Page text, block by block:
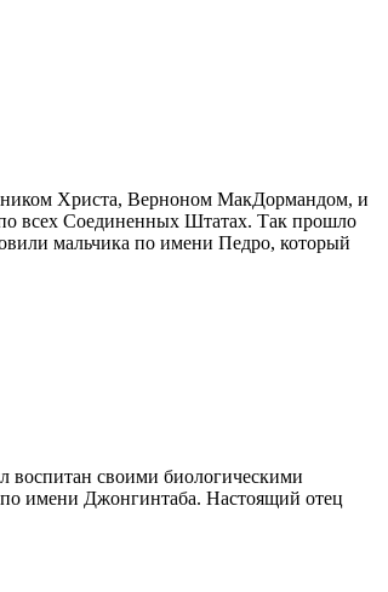
Христа, Верноном МакДормандом, и
всех Соединенных Штатах. Так прошло
мальчика по имени Педро, который
воспитан своими биологическими
по имени Джонгинтаба. Настоящий отец